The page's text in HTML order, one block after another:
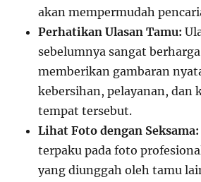
akan mempermudah
Perhatikan Ulasan Tamu:
sebelumnya sangat
memberikan gambaran
kebersihan, pelayanan, dan
tempat tersebut.
Lihat Foto dengan Seksama:
terpaku pada foto
yang diunggah oleh tamu